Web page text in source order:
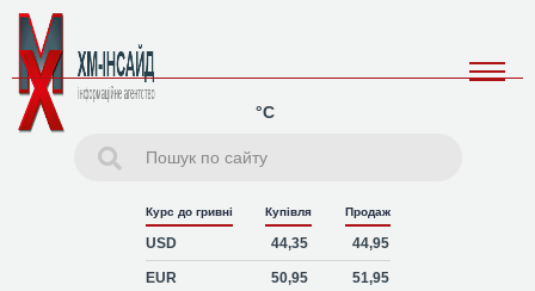
°C
Курс до гривні Купівля Продаж
USD 44,35 44,95
EUR 50,95 51,95